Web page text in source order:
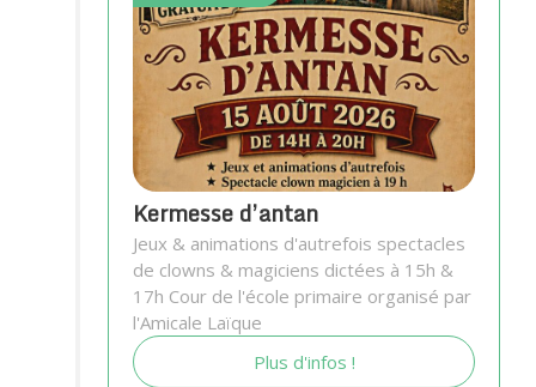
Kermesse d’antan
Jeux & animations d'autrefois spectacles
de clowns & magiciens dictées à 15h &
17h Cour de l'école primaire organisé par
l'Amicale Laïque
Plus d'infos !